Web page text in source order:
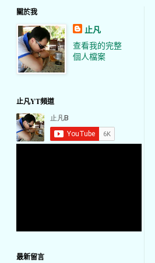
關於我
止凡
查看我的完整
個人檔案
止凡YT頻道
最新留言